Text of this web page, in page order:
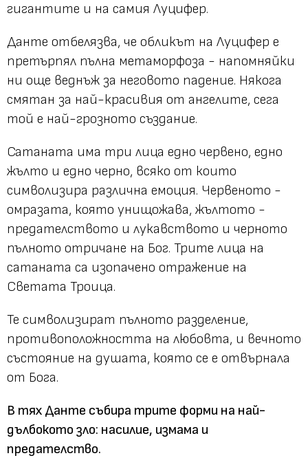
гигантите и на самия Луцифер.
Данте отбелязва, че обликът на Луцифер е
претърпял пълна метаморфоза - напомняйки
ни още веднъж за неговото падение. Някога
смятан за най-красивия от ангелите, сега
той е най-грозното създание.
Сатаната има три лица едно червено, едно
жълто и едно черно, всяко от които
символизира различна емоция. Червеното -
омразата, която унищожава, жълтото -
предателството и лукавството и черното
пълното отричане на Бог. Трите лица на
сатаната са изопачено отражение на
Светата Троица.
Те символизират пълното разделение,
противоположността на любовта, и вечното
състояние на душата, която се е отвърнала
от Бога.
В тях Данте събира трите форми на най-
дълбокото зло: насилие, измама и
предателство.